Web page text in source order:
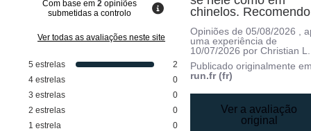
Com base em 2 opiniões
submetidas a controlo
Ver todas as avaliações neste site
5 estrelas
2
4 estrelas
0
3 estrelas
0
2 estrelas
0
1 estrela 0
chinelos.
Opiniões de05/08/2026
,
uma experiência de
10/07/2026 porChristian L.
Publicado originalmente
run.fr (fr)
Ver a avaliação
original